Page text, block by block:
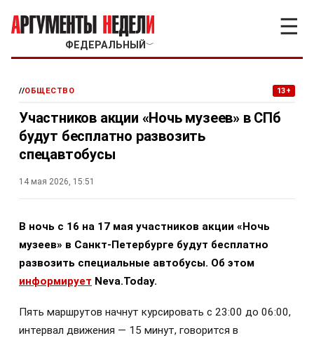
ФЕДЕРАЛЬНЫЙ ﹀
☰
//ОБЩЕСТВО 13+
Участников акции «Ночь музеев» в СПб
будут бесплатно развозить
спецавтобусы
14 мая 2026, 15:51
В ночь с 16 на 17 мая участников акции «Ночь
музеев» в Санкт-Петербурге будут бесплатно
развозить специальные автобусы. Об этом
информирует Neva.Today.
Пять маршрутов начнут курсировать с 23:00 до 06:00,
интервал движения — 15 минут, говорится в